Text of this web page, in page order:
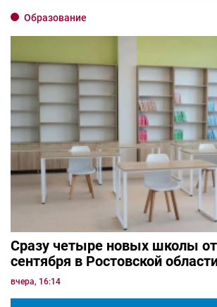
Образование
Сразу четыре новых школы
сентября в Ростовской
вчера, 16:14